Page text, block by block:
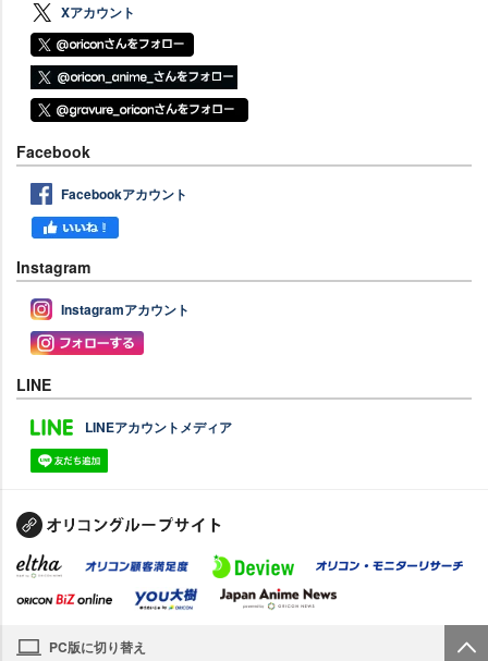
Xアカウント
Facebook
Facebookアカウント
Instagram
Instagramアカウント
LINE
LINEアカウントメディア
PC版に切り替え